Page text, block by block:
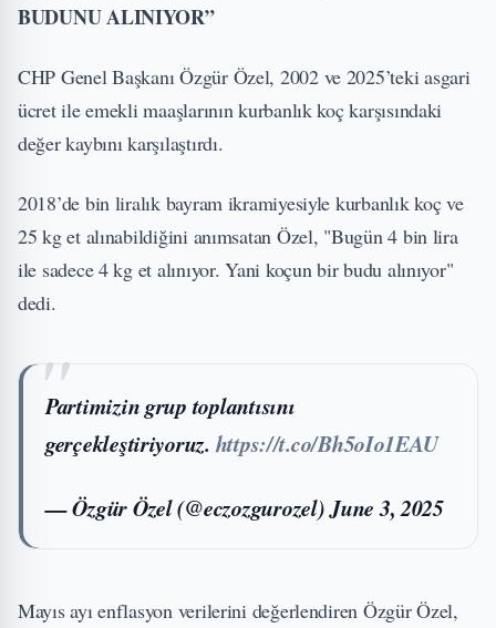
BUDUNU ALINIYOR”
CHP Genel Başkanı Özgür Özel, 2002 ve 2025’teki asgari
ücret ile emekli maaşlarının kurbanlık koç karşısındaki
değer kaybını karşılaştırdı.
2018’de bin liralık bayram ikramiyesiyle kurbanlık koç ve
25 kg et alınabildiğini anımsatan Özel, "Bugün 4 bin lira
ile sadece 4 kg et alınıyor. Yani koçun bir budu alınıyor"
dedi.
Partimizin grup toplantısını
gerçekleştiriyoruz. https://t.co/Bh5oIo1EAU
— Özgür Özel (@eczozgurozel)June 3, 2025
Mayıs ayı enflasyon verilerini değerlendiren Özgür Özel,